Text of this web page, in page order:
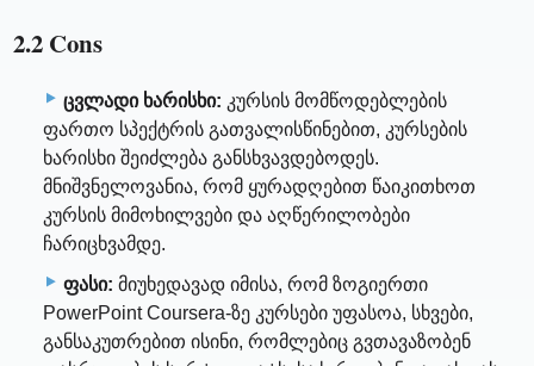
2.2 Cons
ცვლადი ხარისხი: კურსის მომწოდებლების
ფართო სპექტრის გათვალისწინებით, კურსების
ხარისხი შეიძლება განსხვავდებოდეს.
მნიშვნელოვანია, რომ ყურადღებით წაიკითხოთ
კურსის მიმოხილვები და აღწერილობები
ჩარიცხვამდე.
ფასი: მიუხედავად იმისა, რომ ზოგიერთი
PowerPoint Coursera-ზე კურსები უფასოა, სხვები,
განსაკუთრებით ისინი, რომლებიც გვთავაზობენ